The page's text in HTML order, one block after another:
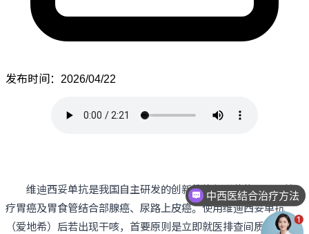
发布时间：2026/04/22
维迪西妥单抗是我国自主研发的创新抗体偶联药物，用于治
疗胃癌及胃食管结合部腺癌、尿路上皮癌。使用维迪西妥单抗
（爱地希）后若出现干咳，首要原则是立即就医排查间质性肺病
中西医结合治疗方法